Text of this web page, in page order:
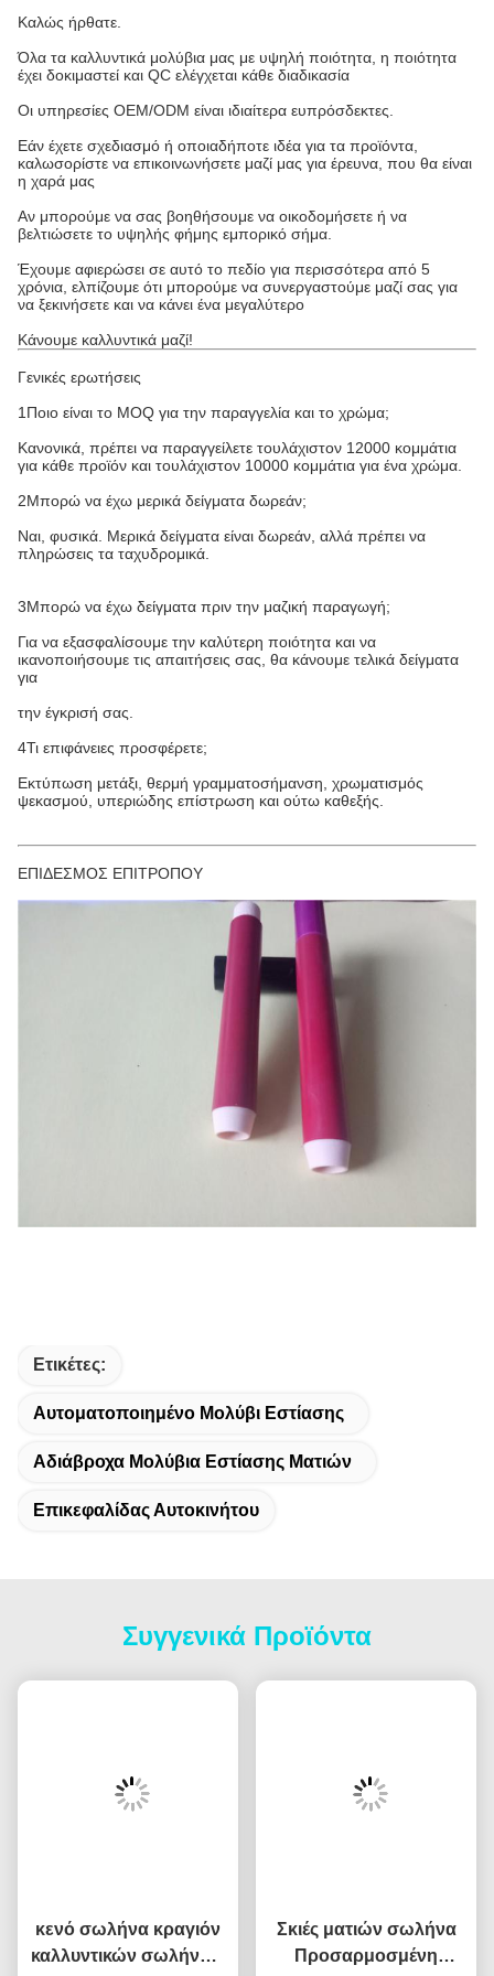
Καλώς ήρθατε.
Όλα τα καλλυντικά μολύβια μας με υψηλή ποιότητα, η ποιότητα
έχει δοκιμαστεί και QC ελέγχεται κάθε διαδικασία
Οι υπηρεσίες OEM/ODM είναι ιδιαίτερα ευπρόσδεκτες.
Εάν έχετε σχεδιασμό ή οποιαδήποτε ιδέα για τα προϊόντα,
καλωσορίστε να επικοινωνήσετε μαζί μας για έρευνα, που θα είναι
η χαρά μας
Αν μπορούμε να σας βοηθήσουμε να οικοδομήσετε ή να
βελτιώσετε το υψηλής φήμης εμπορικό σήμα.
Έχουμε αφιερώσει σε αυτό το πεδίο για περισσότερα από 5
χρόνια, ελπίζουμε ότι μπορούμε να συνεργαστούμε μαζί σας για
να ξεκινήσετε και να κάνει ένα μεγαλύτερο
Κάνουμε καλλυντικά μαζί!
Γενικές ερωτήσεις
1Ποιο είναι το MOQ για την παραγγελία και το χρώμα;
Κανονικά, πρέπει να παραγγείλετε τουλάχιστον 12000 κομμάτια
για κάθε προϊόν και τουλάχιστον 10000 κομμάτια για ένα χρώμα.
2Μπορώ να έχω μερικά δείγματα δωρεάν;
Ναι, φυσικά. Μερικά δείγματα είναι δωρεάν, αλλά πρέπει να
πληρώσεις τα ταχυδρομικά.
3Μπορώ να έχω δείγματα πριν την μαζική παραγωγή;
Για να εξασφαλίσουμε την καλύτερη ποιότητα και να
ικανοποιήσουμε τις απαιτήσεις σας, θα κάνουμε τελικά δείγματα
για
την έγκρισή σας.
4Τι επιφάνειες προσφέρετε;
Εκτύπωση μετάξι, θερμή γραμματοσήμανση, χρωματισμός
ψεκασμού, υπεριώδης επίστρωση και ούτω καθεξής.
ΕΠΙΔΕΣΜΟΣ ΕΠΙΤΡΟΠΟΥ
Ετικέτες:
Αυτοματοποιημένο Μολύβι Εστίασης
Αδιάβροχα Μολύβια Εστίασης Ματιών
Επικεφαλίδας Αυτοκινήτου
Συγγενικά Προϊόντα
κενό σωλήνα κραγιόν
καλλυντικών σωλήνων
Σκιές ματιών σωλήνα
Προσαρμοσμένη